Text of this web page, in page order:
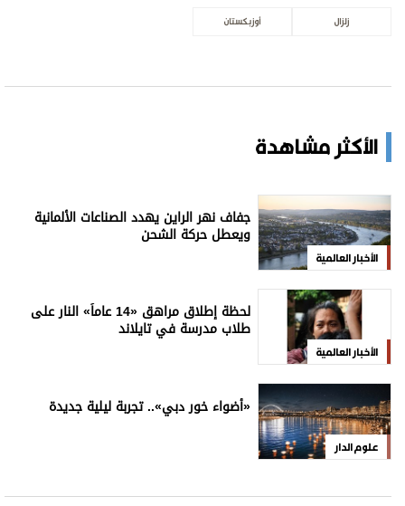
زلزال أوزبكستان
الأكثر مشاهدة
الأخبار العالمية
جفاف نهر الراين يهدد الصناعات الألمانية
ويعطل حركة الشحن
الأخبار العالمية
لحظة إطلاق مراهق «14 عاماً» النار على
طلاب مدرسة في تايلاند
علوم الدار
«أضواء خور دبي».. تجربة ليلية جديدة